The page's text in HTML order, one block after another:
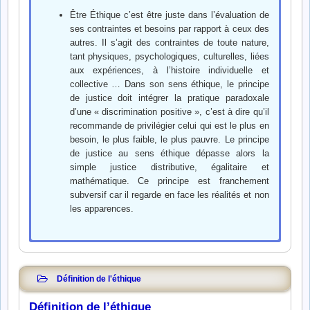
Être Éthique c’est être juste dans l’évaluation de
ses contraintes et besoins par rapport à ceux des
autres. Il s’agit des contraintes de toute nature,
tant physiques, psychologiques, culturelles, liées
aux expériences, à l’histoire individuelle et
collective … Dans son sens éthique, le principe
de justice doit intégrer la pratique paradoxale
d’une « discrimination positive », c’est à dire qu’il
recommande de privilégier celui qui est le plus en
besoin, le plus faible, le plus pauvre. Le principe
de justice au sens éthique dépasse alors la
simple justice distributive, égalitaire et
mathématique. Ce principe est franchement
subversif car il regarde en face les réalités et non
les apparences.
Ce principe est des plus incompris
même s’il figure dans la devise de la France : Liberté.
Égalité. Fraternité. Sachons que le principe de liberté (pour
d’autonomie :
Il commence par la capacité de penser par soi-même et non
pas en référence exclusive à une idéologie non intégrée. Il
malfaisance :
Nous pourrions le résumer par
cette affirmation « surtout ne pas nuire ». Ce principe de non
bienfaisance :
c’est le devoir de bien qui tend à
l’universalité, il commence par :
d’universalité :
il concerne tout être humain, sans aucune restriction
communication avec les
autres :
Il s’agit d’une communication de « bonne foi » avec
cohérence :
Il concerne la relation entre la fin et les moyens employés
transcendance :
Il donne à l’éthique une ouverture vers l’indicible, c’est à dire
ce qui ne peut se décrire au moyen de mots et des concepts.
Définition de l'éthique
Définition de l’éthique